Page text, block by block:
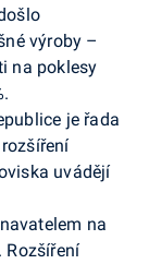
výroby –
na poklesy
je řada
uvádějí
na
Rozšíření